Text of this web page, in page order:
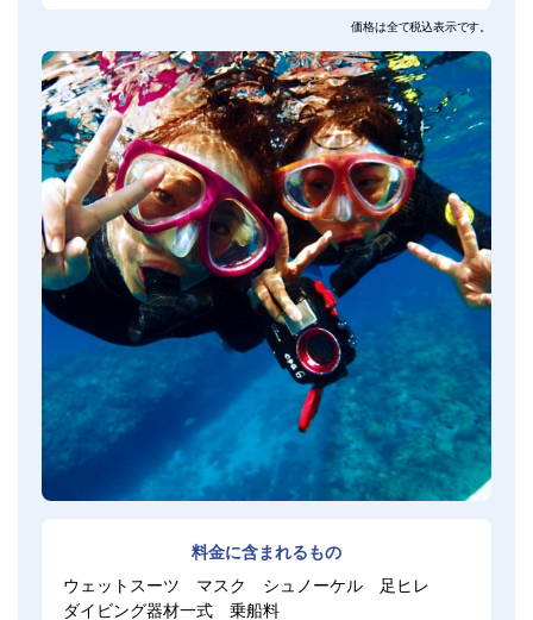
価格は全て税込表示です。
料金に含まれるもの
ウェットスーツ
マスク シュノーケル
足ヒレ
ダイビング器材一式
乗船料